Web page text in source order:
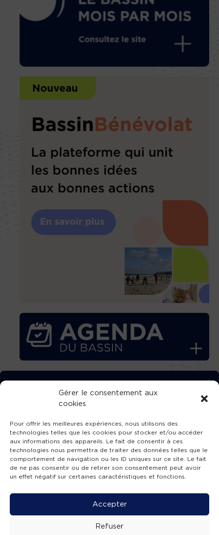
Gérer le consentement aux
cookies
Pour offrir les meilleures expériences, nous utilisons des
technologies telles que les cookies pour stocker et/ou accéder
aux informations des appareils. Le fait de consentir à ces
technologies nous permettra de traiter des données telles que le
comportement de navigation ou les ID uniques sur ce site. Le fait
de ne pas consentir ou de retirer son consentement peut avoir
un effet négatif sur certaines caractéristiques et fonctions.
Accepter
Refuser
TÉLÉCHARGEZ GRATUITEMENT
L’APPLICATION TVBA !
SUIVEZ-NOUS !
Mentions légales -Accessibilité